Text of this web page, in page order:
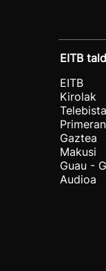
EITB
EITB
Kirolak
Primeran
Gaztea
Makusi
Guau -
Audioa